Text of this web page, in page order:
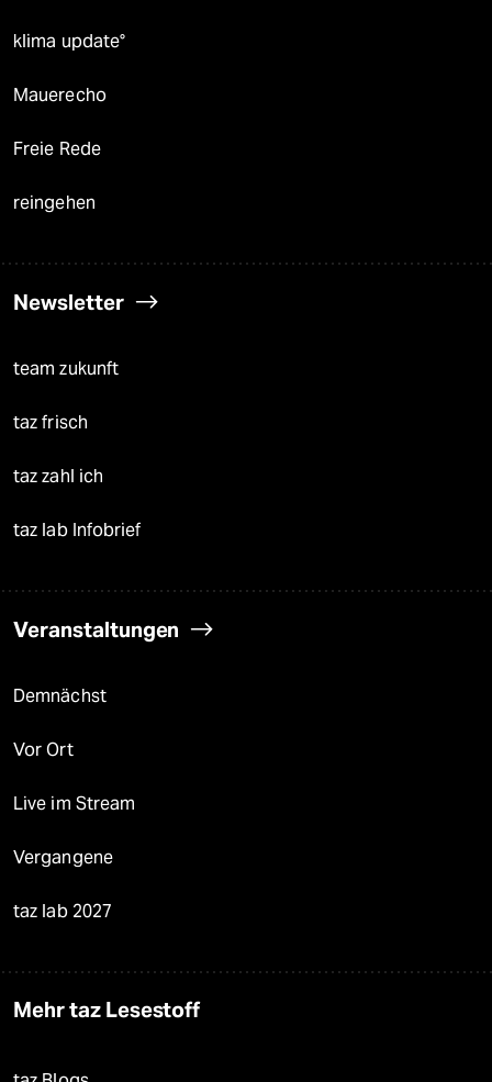
klima update°
Mauerecho
Freie Rede
reingehen
Newsletter
team zukunft
taz frisch
taz zahl ich
taz lab Infobrief
Veranstaltungen
Demnächst
Vor Ort
Live im Stream
Vergangene
taz lab 2027
Mehr taz Lesestoff